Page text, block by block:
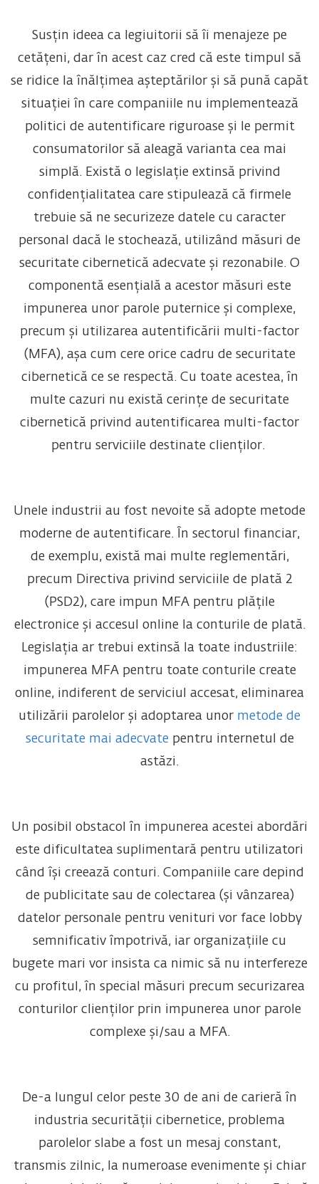
Susțin ideea ca legiuitorii să îi menajeze pe
cetățeni, dar în acest caz cred că este timpul să
se ridice la înălțimea așteptărilor și să pună capăt
situației în care companiile nu implementează
politici de autentificare riguroase și le permit
consumatorilor să aleagă varianta cea mai
simplă. Există o legislație extinsă privind
confidențialitatea care stipulează că firmele
trebuie să ne securizeze datele cu caracter
personal dacă le stochează, utilizând măsuri de
securitate cibernetică adecvate și rezonabile. O
componentă esențială a acestor măsuri este
impunerea unor parole puternice și complexe,
precum și utilizarea autentificării multi-factor
(MFA), așa cum cere orice cadru de securitate
cibernetică ce se respectă. Cu toate acestea, în
multe cazuri nu există cerințe de securitate
cibernetică privind autentificarea multi-factor
pentru serviciile destinate clienților.
Unele industrii au fost nevoite să adopte metode
moderne de autentificare. În sectorul financiar,
de exemplu, există mai multe reglementări,
precum Directiva privind serviciile de plată 2
(PSD2), care impun MFA pentru plățile
electronice și accesul online la conturile de plată.
Legislația ar trebui extinsă la toate industriile:
impunerea MFA pentru toate conturile create
online, indiferent de serviciul accesat, eliminarea
utilizării parolelor și adoptarea unor metode de
securitate mai adecvatepentru internetul de
astăzi.
Un posibil obstacol în impunerea acestei abordări
este dificultatea suplimentară pentru utilizatori
când își creează conturi. Companiile care depind
de publicitate sau de colectarea (și vânzarea)
datelor personale pentru venituri vor face lobby
semnificativ împotrivă, iar organizațiile cu
bugete mari vor insista ca nimic să nu interfereze
cu profitul, în special măsuri precum securizarea
conturilor clienților prin impunerea unor parole
complexe și/sau a MFA.
De-a lungul celor peste 30 de ani de carieră în
industria securității cibernetice, problema
parolelor slabe a fost un mesaj constant,
transmis zilnic, la numeroase evenimente și chiar